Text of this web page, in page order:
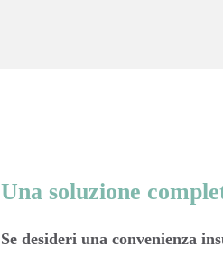
Una soluzione
Se desideri una convenienza